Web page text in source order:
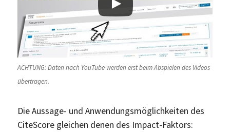
ACHTUNG: Daten nach YouTube werden erst beim Abspielen des Videos
übertragen.
Die Aussage- und Anwendungsmöglichkeiten des
CiteScore gleichen denen des Impact-Faktors: